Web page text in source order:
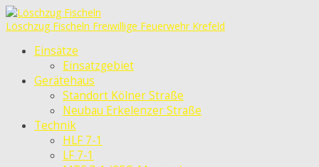
Löschzug Fischeln Freiwillige Feuerwehr Krefeld
Einsätze
Einsatzgebiet
Gerätehaus
Standort Kölner Straße
Neubau Erkelenzer Straße
Technik
HLF 7-1
LF 7-1